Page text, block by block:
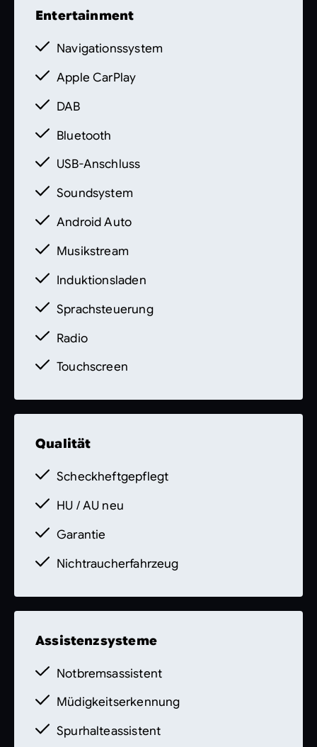
Entertainment
Navigationssystem
Apple CarPlay
DAB
Bluetooth
USB-Anschluss
Soundsystem
Android Auto
Musikstream
Induktionsladen
Sprachsteuerung
Radio
Touchscreen
Qualität
Scheckheftgepflegt
HU / AU neu
Garantie
Nichtraucherfahrzeug
Assistenzsysteme
Notbremsassistent
Müdigkeitserkennung
Spurhalteassistent